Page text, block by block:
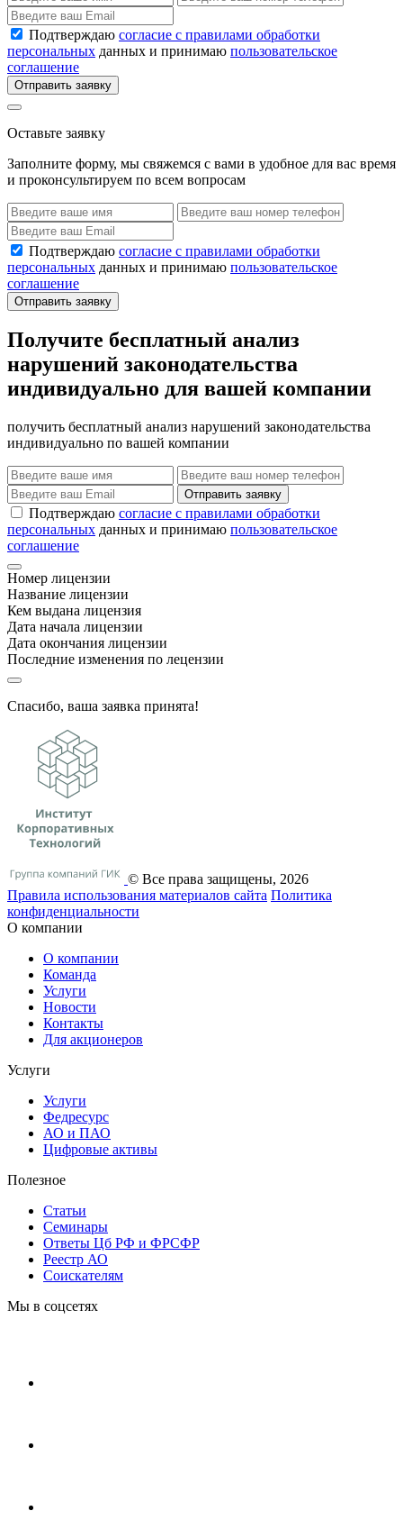
Подтверждаю согласие с правилами обработки
персональных данных и принимаю пользовательское
соглашение
Отправить заявку
Оставьте заявку
Заполните форму, мы свяжемся с вами в удобное для вас время
и проконсультируем по всем вопросам
Подтверждаю согласие с правилами обработки
персональных данных и принимаю пользовательское
соглашение
Отправить заявку
Получите бесплатный анализ
нарушений законодательства
индивидуально для вашей компании
получить бесплатный анализ нарушений законодательства
индивидуально по вашей компании
Отправить заявку
Подтверждаю согласие с правилами обработки
персональных данных и принимаю пользовательское
соглашение
Номер лицензии
Название лицензии
Кем выдана лицензия
Дата начала лицензии
Дата окончания лицензии
Последние изменения по лецензии
Спасибо, ваша заявка принята!
© Все права защищены, 2026
Правила использования материалов сайта Политика
конфиденциальности
О компании
О компании
Команда
Услуги
Новости
Контакты
Для акционеров
Услуги
Услуги
Федресурс
АО и ПАО
Цифровые активы
Полезное
Статьи
Cеминары
Ответы Цб РФ и ФРСФР
Реестр АО
Соискателям
Мы в соцсетях